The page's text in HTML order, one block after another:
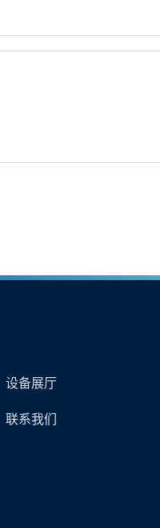
设备展厅
联系我们